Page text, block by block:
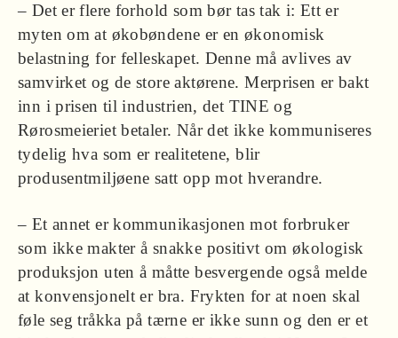
– Det er flere forhold som bør tas tak i: Ett er
myten om at økobøndene er en økonomisk
belastning for felleskapet. Denne må avlives av
samvirket og de store aktørene. Merprisen er bakt
inn i prisen til industrien, det TINE og
Rørosmeieriet betaler. Når det ikke kommuniseres
tydelig hva som er realitetene, blir
produsentmiljøene satt opp mot hverandre.
– Et annet er kommunikasjonen mot forbruker
som ikke makter å snakke positivt om økologisk
produksjon uten å måtte besvergende også melde
at konvensjonelt er bra. Frykten for at noen skal
føle seg tråkka på tærne er ikke sunn og den er et